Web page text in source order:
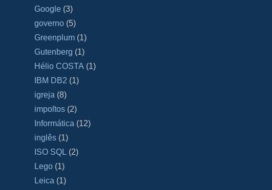
Google (3)
governo (5)
Greenplum (1)
Gutenberg (1)
Hélio COSTA (1)
IBM DB2 (1)
igreja (8)
impoſtos (2)
Informática (12)
inglês (1)
ISO SQL (2)
Lego (1)
Leica (1)